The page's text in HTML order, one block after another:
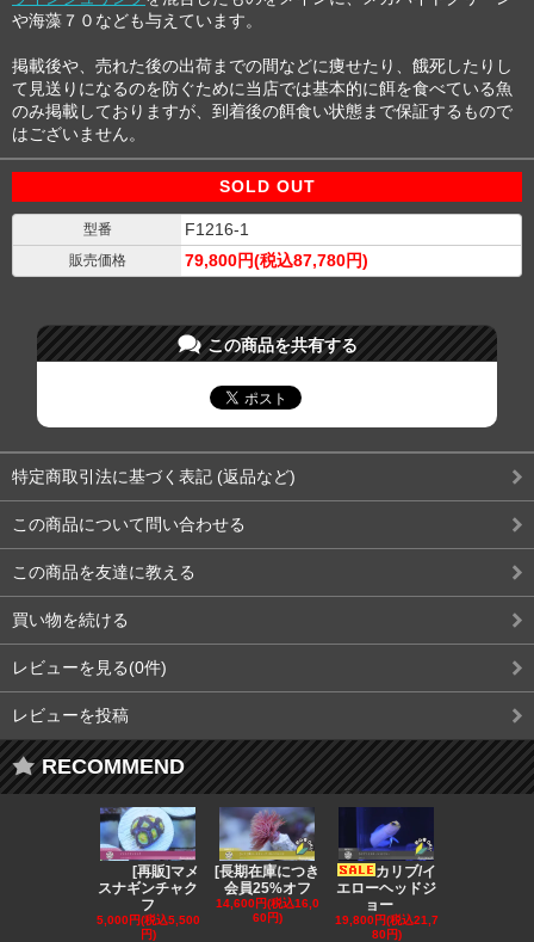
や海藻７０なども与えています。
掲載後や、売れた後の出荷までの間などに痩せたり、餓死したりし
て見送りになるのを防ぐために当店では基本的に餌を食べている魚
のみ掲載しておりますが、到着後の餌食い状態まで保証するもので
はございません。
SOLD OUT
型番 F1216-1
販売価格 79,800円(税込87,780円)
この商品を共有する
特定商取引法に基づく表記 (返品など)
この商品について問い合わせる
この商品を友達に教える
買い物を続ける
レビューを見る(0件)
レビューを投稿
RECOMMEND
[再販]マメ
スナギンチャク
フ
5,000円(税込5,500
円)
[長期在庫につき
会員25%オフ
14,600円(税込16,0
60円)
カリブ/イ
エローヘッドジ
ョー
19,800円(税込21,7
80円)